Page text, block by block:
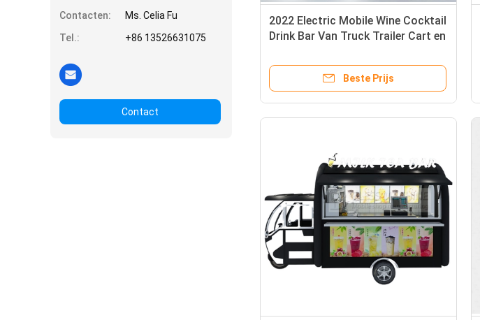
Contacten:
Ms. Celia Fu
Tel.:
+86 13526631075
Contact
2022 Electric Mobile Wine Cocktail
Drink Bar Van Truck Trailer Cart en
Beste Prijs